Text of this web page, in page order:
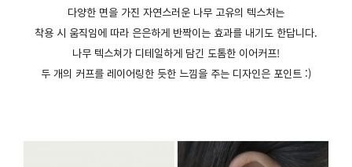
다양한 면을 가진 자연스러운 나무 고유의 텍스처는
착용 시 움직임에 따라 은은하게 반짝이는 효과를 내기도 한답니다.
나무 텍스쳐가 디테일하게 담긴 도톰한 이어커프!
두 개의 커프를 레이어링한 듯한 느낌을 주는 디자인은 포인트 :)